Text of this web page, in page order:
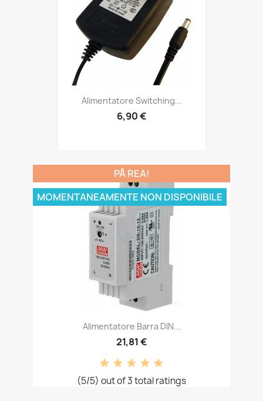
Alimentatore Switching...
6,90 €
Alimentatore Barra DIN...
21,81 €
(5/5) out of 3 total ratings
PÅ REA!
MOMENTANEAMENTE NON DISPONIBILE